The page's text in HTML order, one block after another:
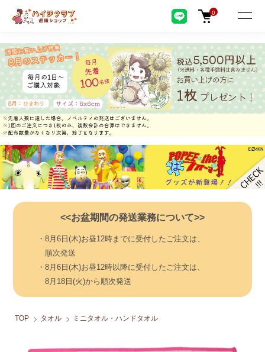
0
<<お盆期間の発送業務について>>
・8月6日(木)お昼12時までに受付したご注文は、
順次発送
・8月6日(木)お昼12時以降に受付したご注文は、
8月18日(火)から順次発送
TOP タオル ミニタオル・ハンドタオル